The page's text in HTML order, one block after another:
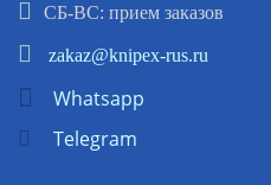
СБ-ВС: прием заказов
zakaz@knipex-rus.ru
Whatsapp
Telegram